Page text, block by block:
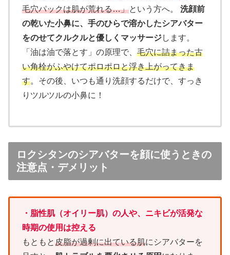
毛穴パックは肌が荒れる…」という方へ。 洗顔前
の乾いた小鼻に、手のひらで溶かしたシアバター
をのせてクルクルと優しくマッサージします。
「油は油で落とす」の原理で、 毛穴に詰まった古
い角栓がふやけてポロポロと浮き上がってきま
す。その後、いつも通り洗顔するだけで、すっき
りツルツルの小鼻に！
ロクシタンのシアバターを顔に使うときの
注意点・デメリット
・脂性肌（オイリー肌）の人や、ニキビが活発な
時期の使用は控える
もともと皮脂が過剰に出ている肌にシアバターを